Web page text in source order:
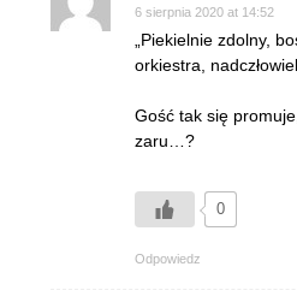
6 sierpnia 2020 at 14:52
„Piekielnie zdolny,
orkiestra,
Gość tak się
zaru…?
0
Odpowiedz